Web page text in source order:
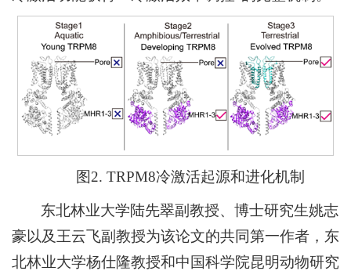
图2. TRPM8冷激活起源和进化机制
东北林业大学陆先翠副教授、博士研究生姚志
豪以及王云飞副教授为该论文的共同第一作者，东
北林业大学杨仕隆教授和中国科学院昆明动物研究